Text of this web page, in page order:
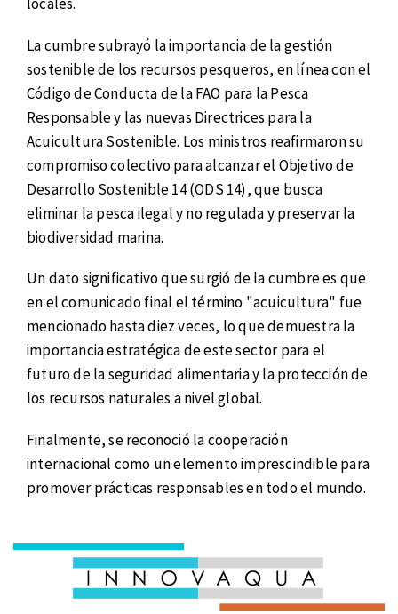
La cumbre subrayó la importancia de la gestión
sostenible de los recursos pesqueros, en línea con el
Código de Conducta de la FAO para la Pesca
Responsable y las nuevas Directrices para la
Acuicultura Sostenible. Los ministros reafirmaron su
compromiso colectivo para alcanzar el Objetivo de
Desarrollo Sostenible 14 (ODS 14), que busca
eliminar la pesca ilegal y no regulada y preservar la
biodiversidad marina.
Un dato significativo que surgió de la cumbre es que
en el comunicado final el término "acuicultura" fue
mencionado hasta diez veces, lo que demuestra la
importancia estratégica de este sector para el
futuro de la seguridad alimentaria y la protección de
los recursos naturales a nivel global.
Finalmente, se reconoció la cooperación
internacional como un elemento imprescindible para
promover prácticas responsables en todo el mundo.